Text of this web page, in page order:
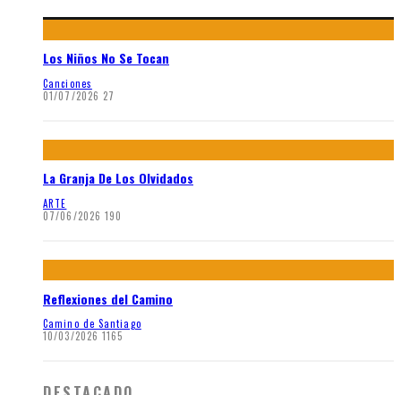
Los Niños No Se Tocan
Canciones
01/07/2026 27
La Granja De Los Olvidados
ARTE
07/06/2026 190
Reflexiones del Camino
Camino de Santiago
10/03/2026 1165